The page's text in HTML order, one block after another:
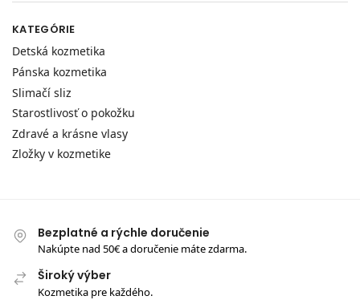
KATEGÓRIE
Detská kozmetika
Pánska kozmetika
Slimačí sliz
Starostlivosť o pokožku
Zdravé a krásne vlasy
Zložky v kozmetike
Bezplatné a rýchle doručenie
Nakúpte nad 50€ a doručenie máte zdarma.
Široký výber
Kozmetika pre každého.